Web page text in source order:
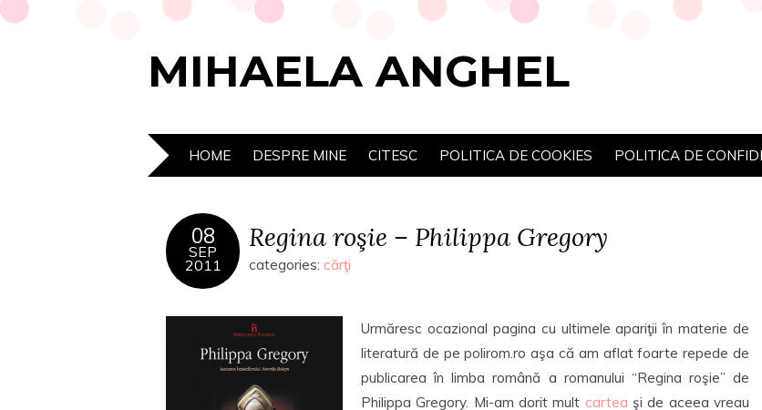
MIHAELA ANGHEL
HOME DESPRE MINE CITESC POLITICA DE COOKIES POLITICA DE
08
SEP
2011
Regina roşie – Philippa Gregory
categories: cărţi
Urmăresc ocazional pagina cu ultimele apariţii în materie de
literatură de pe polirom.ro aşa că am aflat foarte repede de
publicarea în limba română a romanului “Regina roşie” de
Philippa Gregory. Mi-am dorit mult cartea şi de aceea vreau